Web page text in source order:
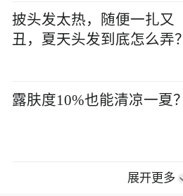
披头发太热，随便一扎又
丑，夏天头发到底怎么弄？
露肤度10%也能清凉一夏？
展开更多